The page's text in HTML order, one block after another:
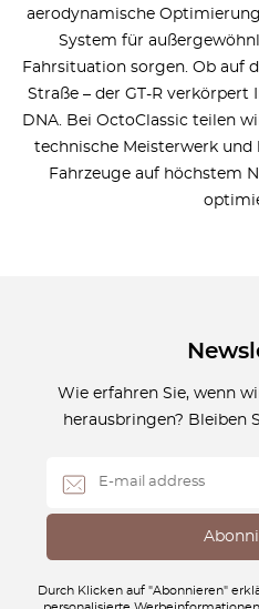
aerodynamische
System für
Fahrsituation sorgen. Ob auf
Straße – der GT-R
DNA. Bei OctoClassic teilen
technische Meisterwerk und
Fahrzeuge auf höchstem
Wie erfahren Sie, wenn
herausbringen? Bleiben
Durch Klicken auf "Abonnieren"